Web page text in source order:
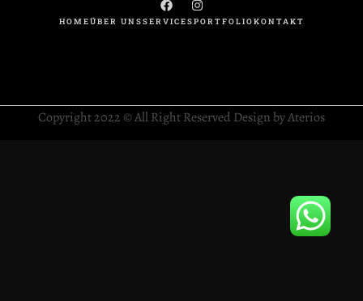
HOMEÜBER UNSSERVICESPORTFOLIOKONTAKT
Copyright 2022 © All Right Reserved Design by Aterios